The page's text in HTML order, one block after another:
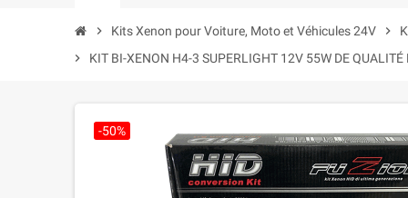
chevron_right Kits Xenon pour Voiture, Moto et Véhicules 24V chevron_right
chevron_right
KIT BI-XENON H4-3 SUPERLIGHT 12V 55W DE QUALITÉ
-50%